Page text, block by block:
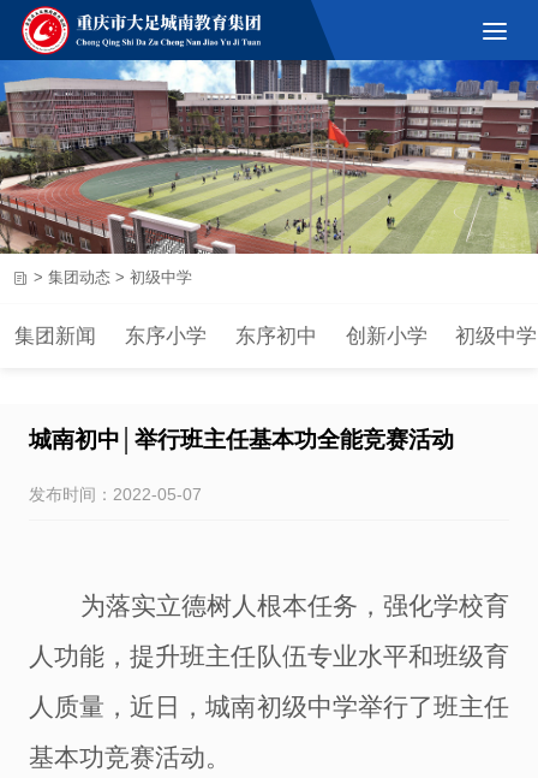
集团新闻 东序小学 东序初中 创新小学 初级中学
> 集团动态> 初级中学
城南初中│举行班主任基本功全能竞赛活动
发布时间：2022-05-07
为落实立德树人根本任务，强化学校育
人功能，提升班主任队伍专业水平和班级育
人质量，近日，城南初级中学举行了班主任
基本功竞赛活动。